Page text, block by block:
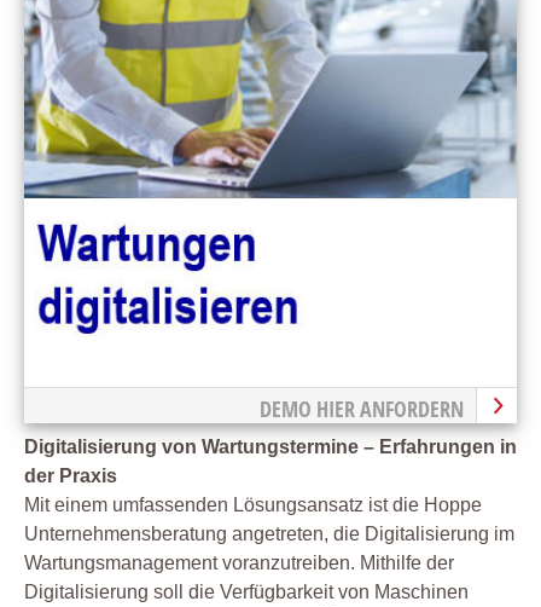
DEMO HIER ANFORDERN
Digitalisierung von Wartungstermine – Erfahrungen in
der Praxis
Mit einem umfassenden Lösungsansatz ist die Hoppe
Unternehmensberatung angetreten, die Digitalisierung im
Wartungsmanagement voranzutreiben. Mithilfe der
Digitalisierung soll die Verfügbarkeit von Maschinen